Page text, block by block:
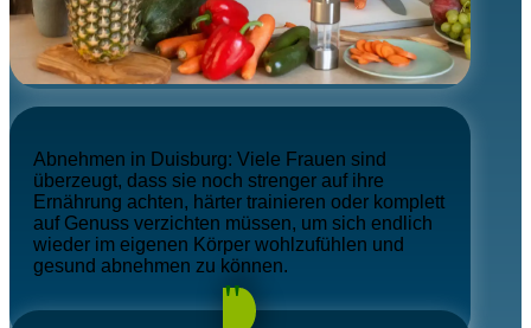
Abnehmen in Duisburg: Viele Frauen sind
überzeugt, dass sie noch strenger auf ihre
Ernährung achten, härter trainieren oder komplett
auf Genuss verzichten müssen, um sich endlich
wieder im eigenen Körper wohlzufühlen und
gesund abnehmen zu können.
"